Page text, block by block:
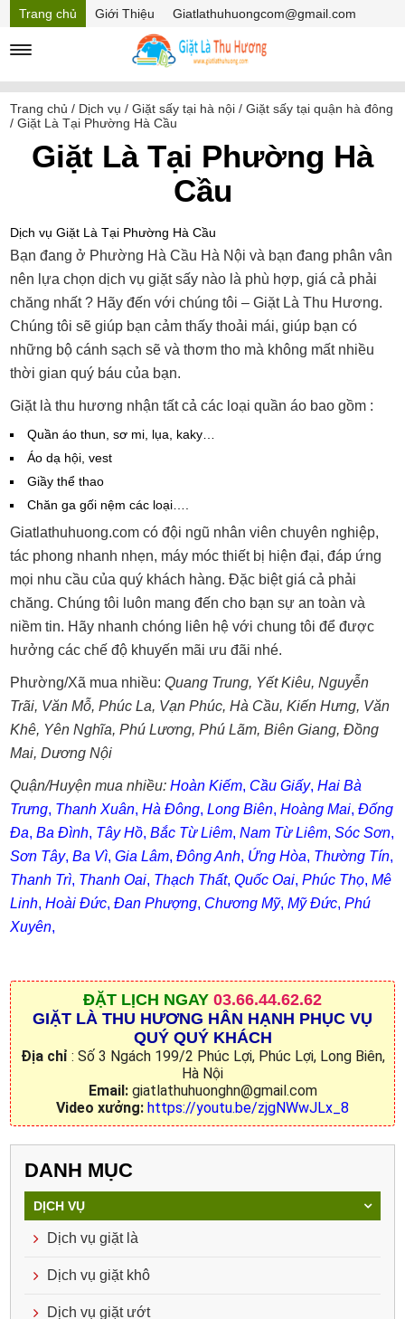
Trang chủ Giới Thiệu
Giatlathuhuongcom@gmail.com
Mã Giảm giá
Trang chủ / Dịch vụ /Giặt sấy tại hà nội /Giặt sấy tại quận hà đông
/Giặt Là Tại Phường Hà Cầu
Giặt Là Tại Phường Hà
Cầu
Dịch vụ Giặt Là Tại Phường Hà Cầu
Bạn đang ở Phường Hà Cầu Hà Nội và bạn đang phân vân
nên lựa chọn dịch vụ giặt sấy nào là phù hợp, giá cả phải
chăng nhất ? Hãy đến với chúng tôi – Giặt Là Thu Hương.
Chúng tôi sẽ giúp bạn cảm thấy thoải mái, giúp bạn có
những bộ cánh sạch sẽ và thơm tho mà không mất nhiều
thời gian quý báu của bạn.
Giặt là thu hương nhận tất cả các loại quần áo bao gồm :
Quần áo thun, sơ mi, lụa, kaky…
Áo dạ hội, vest
Giầy thể thao
Chăn ga gối nệm các loại….
Giatlathuhuong.com có đội ngũ nhân viên chuyên nghiệp,
tác phong nhanh nhẹn, máy móc thiết bị hiện đại, đáp ứng
mọi nhu cầu của quý khách hàng. Đặc biệt giá cả phải
chăng. Chúng tôi luôn mang đến cho bạn sự an toàn và
niềm tin. Hãy nhanh chóng liên hệ với chung tôi để được
hưởng các chế độ khuyến mãi ưu đãi nhé.
Phường/Xã mua nhiều:Quang Trung, Yết Kiêu,Nguyễn
Trãi, Văn Mỗ,Phúc La, Vạn Phúc,Hà Cầu,Kiến Hưng, Văn
Khê, Yên Nghĩa,Phú Lương,Phú Lãm,Biên Giang,Đồng
Mai,Dương Nội
Quận/Huyện mua nhiều:Hoàn Kiếm, Cầu Giấy,Hai Bà
Trưng, Thanh Xuân,Hà Đông,Long Biên,Hoàng Mai,Đống
Đa,Ba Đình, Tây Hồ,Bắc Từ Liêm,Nam Từ Liêm,Sóc Sơn,
Sơn Tây,Ba Vì,Gia Lâm,Đông Anh, Ứng Hòa, Thường Tín,
Thanh Trì, Thanh Oai, Thạch Thất,Quốc Oai,Phúc Thọ,Mê
Linh,Hoài Đức,Đan Phượng, Chương Mỹ,Mỹ Đức,Phú
Xuyên,
ĐẶT LỊCH NGAY 03.66.44.62.62
GIẶT LÀ THU HƯƠNG HÂN HẠNH PHỤC VỤ
QUÝ QUÝ KHÁCH
Địa chỉ : Số 3 Ngách 199/2 Phúc Lợi, Phúc Lợi, Long Biên,
Hà Nội
Email:giatlathuhuonghn@gmail.com
Video xưởng: https://youtu.be/zjgNWwJLx_8
DANH MỤC
DỊCH VỤ
Dịch vụ giặt là
Dịch vụ giặt khô
Dịch vụ giặt ướt